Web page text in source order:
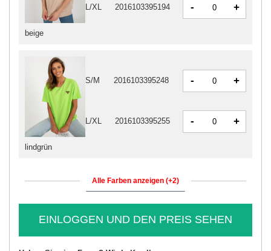
beige
L/XL 2016103395194 - +
lindgrün
S/M 2016103395248 - +
L/XL 2016103395255 - +
Alle Farben anzeigen (+2)
EINLOGGEN UND DEN PREIS SEHEN